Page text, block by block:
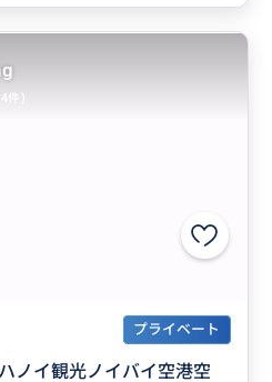
プライベート
ノイ観光ノイバイ空港空
件)